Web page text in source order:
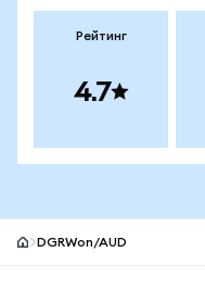
Рейтинг
4.7
DGRWon/AUD